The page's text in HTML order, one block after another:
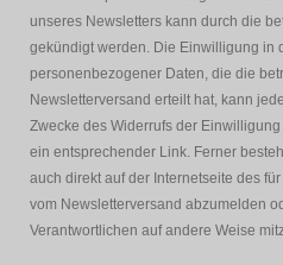
unseres Newsletters kann durch die
gekündigt werden. Die Einwilligung in
personenbezogener Daten, die die
Newsletterversand erteilt hat, kann
Zwecke des Widerrufs der
ein entsprechender Link. Ferner
auch direkt auf der Internetseite des
vom Newsletterversand abzumelden
Verantwortlichen auf andere Weise